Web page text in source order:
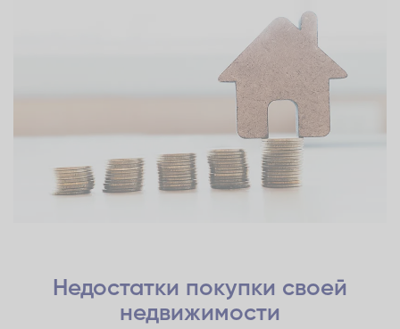
Недостатки покупки своей
недвижимости